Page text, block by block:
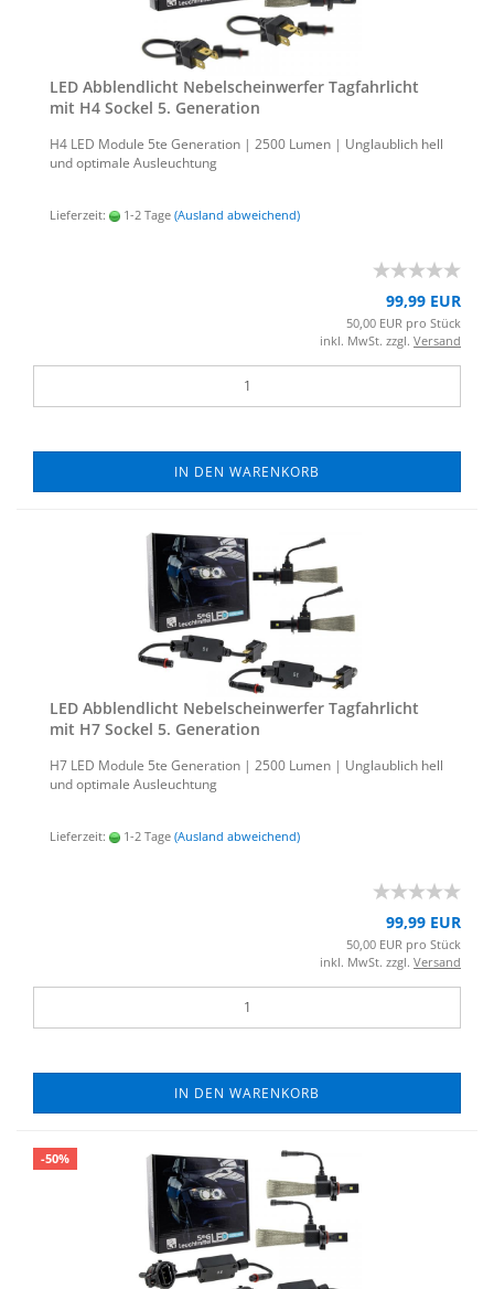
LED Ab­blend­licht Ne­bel­schein­wer­fer Tag­fahr­licht
mit H4 So­ckel 5. Ge­nera­ti­on
H4 LED Mo­du­le 5te Ge­nera­ti­on | 2500 Lumen | Un­glaub­lich hell
und op­ti­ma­le Aus­leuch­tung
Lieferzeit: 1-2 Tage (Ausland abweichend)
99,99 EUR
50,00 EUR pro Stück
inkl. MwSt. zzgl. Versand
IN DEN WARENKORB
LED Ab­blend­licht Ne­bel­schein­wer­fer Tag­fahr­licht
mit H7 So­ckel 5. Ge­nera­ti­on
H7 LED Mo­du­le 5te Ge­nera­ti­on | 2500 Lumen | Un­glaub­lich hell
und op­ti­ma­le Aus­leuch­tung
Lieferzeit: 1-2 Tage (Ausland abweichend)
99,99 EUR
50,00 EUR pro Stück
inkl. MwSt. zzgl. Versand
IN DEN WARENKORB
-50%